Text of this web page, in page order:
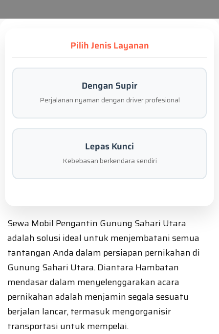
Pilih Jenis Layanan
Dengan Supir
Perjalanan nyaman dengan driver profesional
Lepas Kunci
Kebebasan berkendara sendiri
Sewa Mobil Pengantin Gunung Sahari Utara
adalah solusi ideal untuk menjembatani semua
tantangan Anda dalam persiapan pernikahan di
Gunung Sahari Utara. Diantara Hambatan
mendasar dalam menyelenggarakan acara
pernikahan adalah menjamin segala sesuatu
berjalan lancar, termasuk mengorganisir
transportasi untuk mempelai.